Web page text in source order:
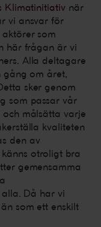
Klimatinitiativnär
vi ansvar för
som
här frågan är vi
Alla deltagare
gång om året,
sker genom
som passar vår
målsätta varje
kvaliteten
den av
otroligt bra
gemensamma
Då har vi
som ett enskilt